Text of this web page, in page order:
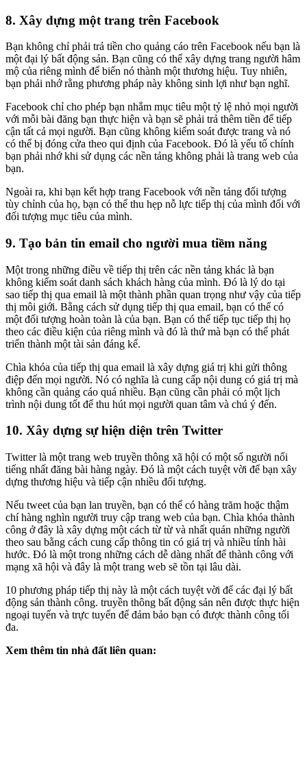
8. Xây dựng một trang trên Facebook
Bạn không chỉ phải trả tiền cho quảng cáo trên Facebook nếu bạn là
một đại lý bất động sản. Bạn cũng có thể xây dựng trang người hâm
mộ của riêng mình để biến nó thành một thương hiệu. Tuy nhiên,
bạn phải nhớ rằng phương pháp này không sinh lợi như bạn nghĩ.
Facebook chỉ cho phép bạn nhắm mục tiêu một tỷ lệ nhỏ mọi người
với mỗi bài đăng bạn thực hiện và bạn sẽ phải trả thêm tiền để tiếp
cận tất cả mọi người. Bạn cũng không kiểm soát được trang và nó
có thể bị đóng cửa theo qui định của Facebook. Đó là yếu tố chính
bạn phải nhớ khi sử dụng các nền tảng không phải là trang web của
bạn.
Ngoài ra, khi bạn kết hợp trang Facebook với nền tảng đối tượng
tùy chỉnh của họ, bạn có thể thu hẹp nỗ lực tiếp thị của mình đối với
đối tượng mục tiêu của mình.
9. Tạo bản tin email cho người mua tiềm năng
Một trong những điều về tiếp thị trên các nền tảng khác là bạn
không kiểm soát danh sách khách hàng của mình. Đó là lý do tại
sao tiếp thị qua email là một thành phần quan trọng như vậy của tiếp
thị môi giới. Bằng cách sử dụng tiếp thị qua email, bạn có thể có
một đối tượng hoàn toàn là của bạn. Bạn có thể tiếp tục tiếp thị họ
theo các điều kiện của riêng mình và đó là thứ mà bạn có thể phát
triển thành một tài sản đáng kể.
Chìa khóa của tiếp thị qua email là xây dựng giá trị khi gửi thông
điệp đến mọi người. Nó có nghĩa là cung cấp nội dung có giá trị mà
không cần quảng cáo quá nhiều. Bạn cũng cần phải có một lịch
trình nội dung tốt để thu hút mọi người quan tâm và chú ý đến.
10. Xây dựng sự hiện diện trên Twitter
Twitter là một trang web truyền thông xã hội có một số người nổi
tiếng nhất đăng bài hàng ngày. Đó là một cách tuyệt vời để bạn xây
dựng thương hiệu và tiếp cận nhiều đối tượng.
Nếu tweet của bạn lan truyền, bạn có thể có hàng trăm hoặc thậm
chí hàng nghìn người truy cập trang web của bạn. Chìa khóa thành
công ở đây là xây dựng một cách từ từ và nhất quán những người
theo sau bằng cách cung cấp thông tin có giá trị và nhiều tính hài
hước. Đó là một trong những cách dễ dàng nhất để thành công với
mạng xã hội và đây là một trang web sẽ tồn tại lâu dài.
10 phương pháp tiếp thị này là một cách tuyệt vời để các đại lý bất
động sản thành công. truyền thông bất động sản nên được thực hiện
ngoại tuyến và trực tuyến để đảm bảo bạn có được thành công tối
đa.
Xem thêm tin nhà đất liên quan: